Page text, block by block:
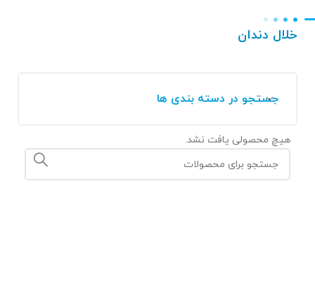
خلال دندان
جستجو در دسته بندی ها
هیچ محصولی یافت نشد.